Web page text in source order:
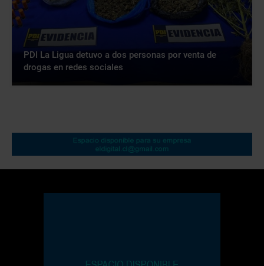
PDI La Ligua detuvo a dos personas por venta de
drogas en redes sociales